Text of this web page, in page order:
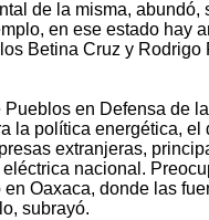
de la misma,
en ese estado hay
Betina Cruz y
en Defensa de
la política energética,
extranjeras,
nacional.
Oaxaca, donde las
subrayó.